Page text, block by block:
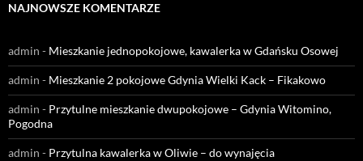
NAJNOWSZE KOMENTARZE
admin - Mieszkanie jednopokojowe, kawalerka w Gdańsku Osowej
admin - Mieszkanie 2 pokojowe Gdynia Wielki Kack – Fikakowo
admin - Przytulne mieszkanie dwupokojowe – Gdynia Witomino,
Pogodna
admin - Przytulna kawalerka w Oliwie – do wynajęcia